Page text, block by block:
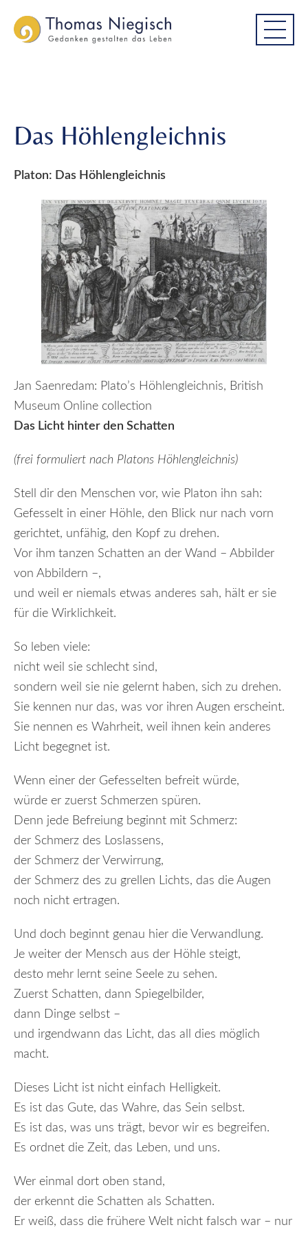
to
to
Das Höhlengleichnis
Das Höhlengleichnis
Platon: Das Höhlengleichnis
Jan Saenredam: Plato’s Höhlengleichnis, British
Museum Online collection
Das Licht hinter den Schatten
(frei formuliert nach Platons Höhlengleichnis)
Stell dir den Menschen vor, wie Platon ihn sah:
Gefesselt in einer Höhle, den Blick nur nach vorn
gerichtet, unfähig, den Kopf zu drehen.
Vor ihm tanzen Schatten an der Wand – Abbilder
von Abbildern –,
und weil er niemals etwas anderes sah, hält er sie
für die Wirklichkeit.
So leben viele:
nicht weil sie schlecht sind,
sondern weil sie nie gelernt haben, sich zu drehen.
Sie kennen nur das, was vor ihren Augen erscheint.
Sie nennen es Wahrheit, weil ihnen kein anderes
Licht begegnet ist.
Wenn einer der Gefesselten befreit würde,
würde er zuerst Schmerzen spüren.
Denn jede Befreiung beginnt mit Schmerz:
der Schmerz des Loslassens,
der Schmerz der Verwirrung,
der Schmerz des zu grellen Lichts, das die Augen
noch nicht ertragen.
Und doch beginnt genau hier die Verwandlung.
Je weiter der Mensch aus der Höhle steigt,
desto mehr lernt seine Seele zu sehen.
Zuerst Schatten, dann Spiegelbilder,
dann Dinge selbst –
und irgendwann das Licht, das all dies möglich
macht.
Dieses Licht ist nicht einfach Helligkeit.
Es ist das Gute, das Wahre, das Sein selbst.
Es ist das, was uns trägt, bevor wir es begreifen.
Es ordnet die Zeit, das Leben, und uns.
Wer einmal dort oben stand,
der erkennt die Schatten als Schatten.
Er weiß, dass die frühere Welt nicht falsch war – nur